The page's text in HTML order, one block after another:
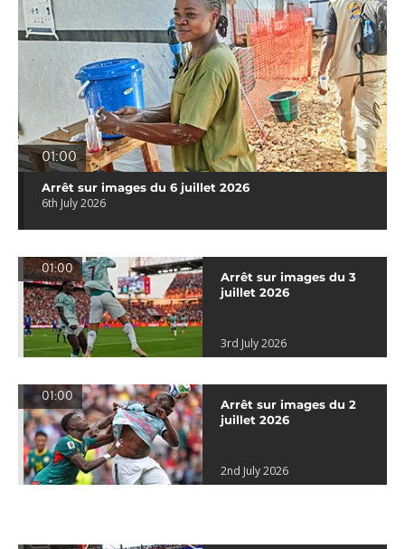
01:00
Arrêt sur images du 6 juillet 2026
6th July 2026
01:00
Arrêt sur images du 3
juillet 2026
3rd July 2026
01:00
Arrêt sur images du 2
juillet 2026
2nd July 2026